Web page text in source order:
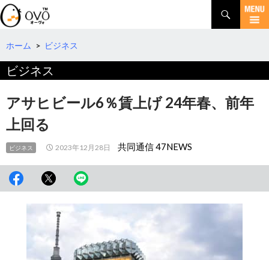
検
索
コ
テ
へ
移
ホーム > ビジネス
ビジネス
アサヒビール6％賃上げ 24年春、前年
上回る
ビジネス 2023年12月28日 共同通信 47NEWS